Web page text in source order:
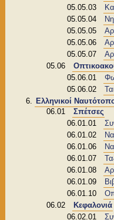
05.05.03
05.05.04
05.05.05
05.05.06
05.05.07
05.06
05.06.01
05.06.02
Ελληνικοί
06.01
Σπέτσες
06.01.01
06.01.02
06.01.06
06.01.07
06.01.08
06.01.09
06.01.10
06.02
Κεφαλονιά
06.02.01